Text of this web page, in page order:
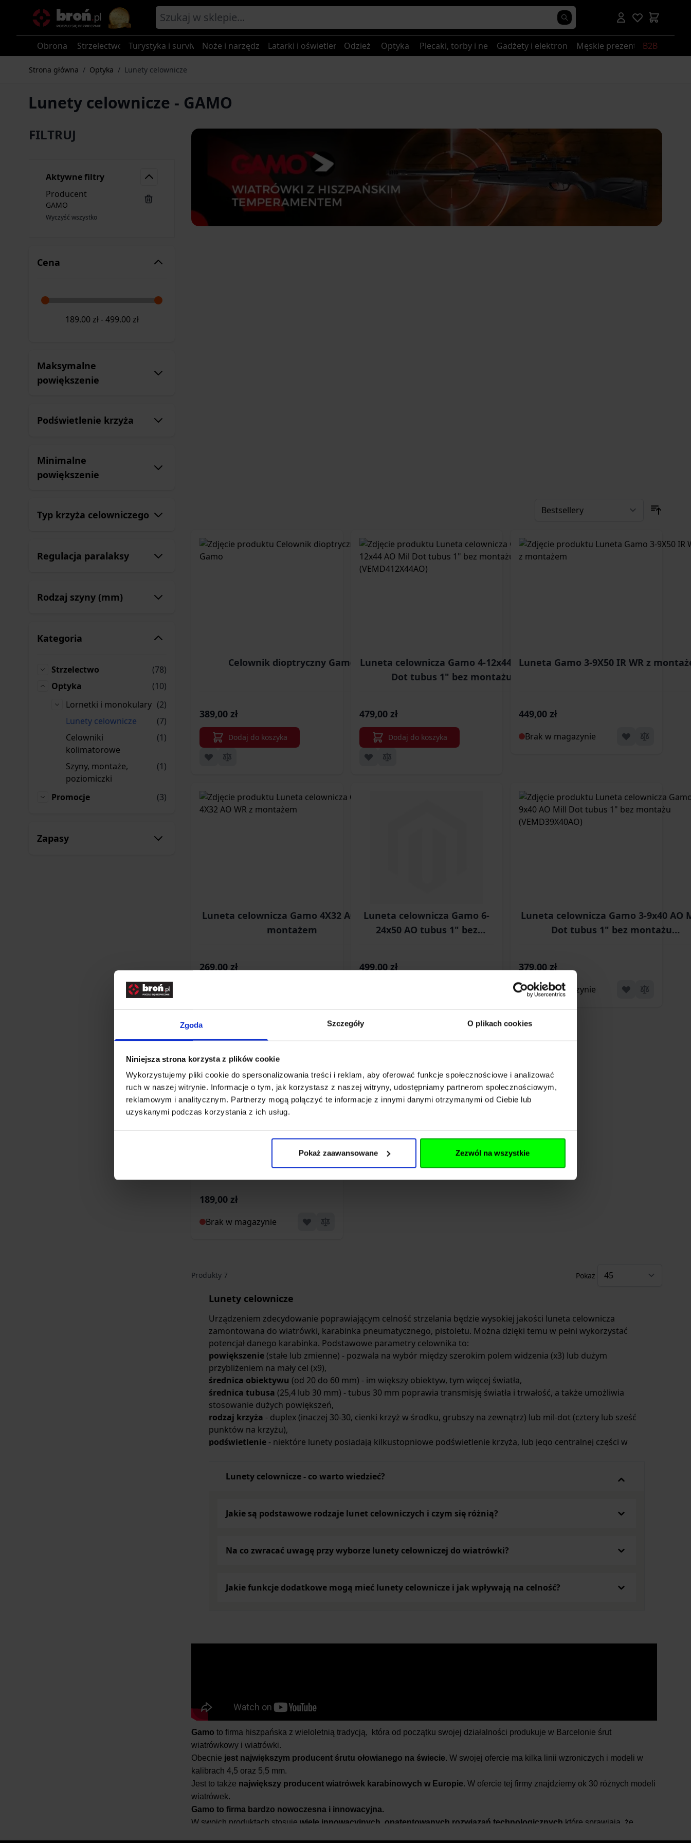
Zgoda Szczegóły O plikach cookies
Niniejsza strona korzysta z plików cookie
Wykorzystujemy pliki cookie do spersonalizowania treści i reklam, aby oferować funkcje społecznościowe i analizować
ruch w naszej witrynie. Informacje o tym, jak korzystasz z naszej witryny, udostępniamy partnerom społecznościowym,
reklamowym i analitycznym. Partnerzy mogą połączyć te informacje z innymi danymi otrzymanymi od Ciebie lub
uzyskanymi podczas korzystania z ich usług.
Pokaż zaawansowane Zezwól na wszystkie
Obrona Strzelectwo Turystyka i survival Noże i narzędzia Latarki i oświetlenieOdzież Optyka Plecaki, torby i nerkiGadżety i elektronikaMęskie prezenty B2B
Strona główna / Optyka / Lunety celownicze
Lunety celownicze - GAMO
FILTRUJ
Aktywne filtry
Producent
GAMO
Wyczyść wszystko
Cena
189.00 zł - 499.00 zł
Maksymalne
powiększenie
Podświetlenie krzyża
Minimalne
powiększenie
Typ krzyża celowniczego
Regulacja paralaksy
Rodzaj szyny (mm)
Kategoria
Strzelectwo
Strzelectwo (78)
Optyka
Optyka (10)
Lornetki i monokulary
Lornetki i monokulary (2)
Lunety celownicze
Lunety celownicze (7) produkty
Celowniki kolimatorowe
Celowniki
kolimatorowe
(1)
Szyny, montaże, poziomiczki
Szyny, montaże,
poziomiczki
(1)
Promocje
Promocje (3) produkty
Zapasy
Celownik dioptryczny Gamo
389,00 zł
Dodaj do koszyka
Luneta celownicza Gamo 4-12x44 AO Mil
Dot tubus 1" bez montażu
479,00 zł
Dodaj do koszyka
Luneta Gamo 3-9X50 IR WR z
449,00 zł
Brak w magazynie
Luneta celownicza Gamo 4X32 AO WR z
montażem
269,00 zł
Luneta celownicza Gamo 6-
24x50 AO tubus 1" bez
499,00 zł
Luneta celownicza Gamo 3-9x40 AO
Dot tubus 1" bez montażu
379,00 zł
Brak w magazynie
Luneta celownicza Gamo 4x32 WR
189,00 zł
Brak w magazynie
Produkty 7 Pokaż
Lunety celownicze
Urządzeniem zdecydowanie poprawiającym celność strzelania będzie wysokiej jakości luneta celownicza
zamontowana do wiatrówki, karabinka pneumatycznego, pistoletu. Można dzięki temu w pełni wykorzystać
potencjał danego karabinka. Podstawowe parametry celownika to:
powiększenie (stałe lub zmienne) - pozwala na wybór między szerokim polem widzenia (x3) lub dużym
przybliżeniem na mały cel (x9),
średnica obiektywu (od 20 do 60 mm) - im większy obiektyw, tym więcej światła,
średnica tubusa (25,4 lub 30 mm) - tubus 30 mm poprawia transmisję światła i trwałość, a także umożliwia
stosowanie dużych powiększeń,
rodzaj krzyża - duplex (inaczej 30-30, cienki krzyż w środku, grubszy na zewnątrz) lub mil-dot (cztery lub sześć
punktów na krzyżu),
podświetlenie - niektóre lunety posiadają kilkustopniowe podświetlenie krzyża, lub jego centralnej części w
oglądanego, a także pozwala na oszacowanie odległości do celu.
Lunety celownicze - co warto wiedzieć?
Jakie są podstawowe rodzaje lunet celowniczych i czym się różnią?
Na co zwracać uwagę przy wyborze lunety celowniczej do wiatrówki?
Jakie funkcje dodatkowe mogą mieć lunety celownicze i jak wpływają na celność?
Gamo to firma hiszpańska z wieloletnią tradycją, która od początku swojej działalności produkuje w Barcelonie śrut
wiatrówkowy i wiatrówki.
Obecnie jest największym producent śrutu ołowianego na świecie. W swojej ofercie ma kilka linii wzroniczych i modeli w
kalibrach 4,5 oraz 5,5 mm.
Jest to także największy producent wiatrówek karabinowych w Europie. W ofercie tej firmy znajdziemy ok 30 różnych modeli
wiatrówek.
Gamo to firma bardzo nowoczesna i innowacyjna.
W swoich produktach stosuje wiele innowacyjnych, opatentowanych rozwiązań technologicznych które sprawiają, że